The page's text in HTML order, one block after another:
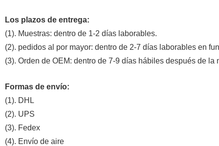
Los plazos de entrega:
(1). Muestras: dentro de 1-2 días laborables.
(2). pedidos al por mayor: dentro de 2-7 días laborables en
(3). Orden de OEM: dentro de 7-9 días hábiles después de la
Formas de envío:
(1). DHL
(2). UPS
(3). Fedex
(4). Envío de aire